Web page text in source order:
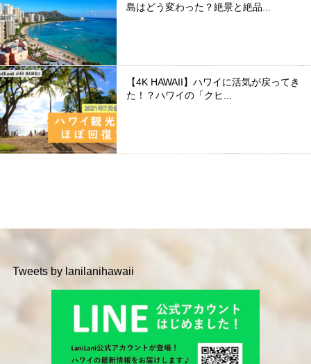
島はどう変わった？絶景と絶品...
【4K HAWAII】ハワイに活気が戻ってき
た！？ハワイの「クヒ...
Tweets by lanilanihawaii